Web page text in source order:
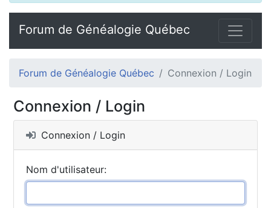
Forum de Généalogie Québec
Forum de Généalogie Québec Connexion / Login
Connexion / Login
Connexion / Login
Nom d'utilisateur: